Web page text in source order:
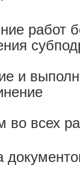
работ
и
во всех